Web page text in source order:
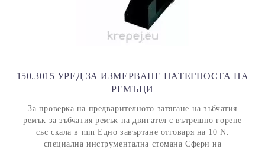
150.3015 УРЕД ЗА ИЗМЕРВАНЕ НАТЕГНОСТА НА
РЕМЪЦИ
За проверка на предварителното затягане на зъбчатия
ремък за зъбчатия ремък на двигател с вътрешно горене
със скала в mm Едно завъртане отговаря на 10 N.
специална инструментална стомана Сфери на